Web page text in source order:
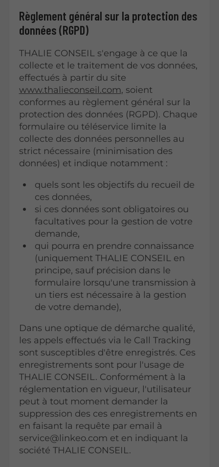
Règlement général sur la protection des
données (RGPD)
THALIE CONSEIL s'engage à ce que la
collecte et le traitement de vos données,
effectués à partir du site
www.thalieconseil.com, soient
conformes au règlement général sur la
protection des données (RGPD). Chaque
formulaire ou téléservice limite la
collecte des données personnelles au
strict nécessaire (minimisation des
données) et indique notamment :
quels sont les objectifs du recueil de
ces données,
si ces données sont obligatoires ou
facultatives pour la gestion de votre
demande,
qui pourra en prendre connaissance
(uniquement THALIE CONSEIL en
principe, sauf précision dans le
formulaire lorsqu'une transmission à
un tiers est nécessaire à la gestion
de votre demande),
Dans une optique de démarche qualité,
les appels effectués via le Call Tracking
sont susceptibles d'être enregistrés. Ces
enregistrements sont pour l'usage de
THALIE CONSEIL. Conformément à la
réglementation en vigueur, l'utilisateur
peut à tout moment demander la
suppression des ces enregistrements en
en faisant la requête par email à
service@linkeo.com et en indiquant la
société THALIE CONSEIL.